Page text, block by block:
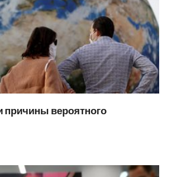
причины вероятного